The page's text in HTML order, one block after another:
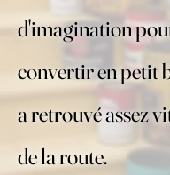
d'imagination
convertir en petit
a retrouvé assez
de la route.